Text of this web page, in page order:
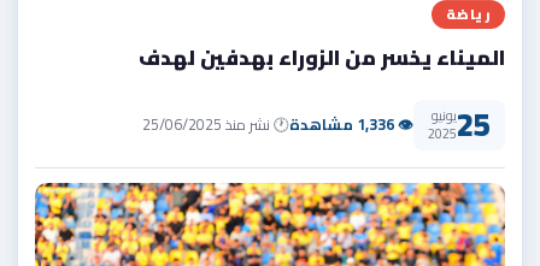
رياضة
الميناء يخسر من الزوراء بهدفين لهدف
25يونيو
2025 👁 1,336 مشاهدة 🕐 نشر منذ 25/06/2025